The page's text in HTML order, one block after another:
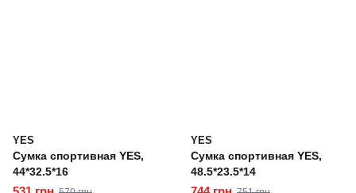
YES
Сумка спортивная YES,
44*32.5*16
YES
Сумка спортивная YES,
48.5*23.5*14